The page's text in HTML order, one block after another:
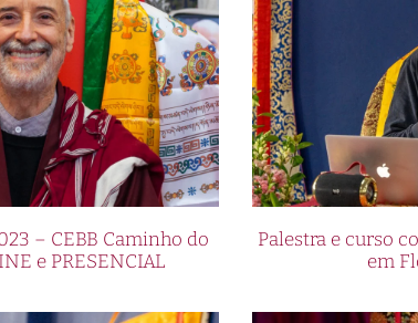
– CEBB Caminho do
e PRESENCIAL
Palestra e curso
em